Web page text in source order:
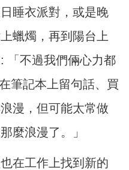
睡衣派對，或是晚
蠟燭，再到陽台上
「不過我們倆心力都
筆記本上留句話、買
漫，但可能太常做
麼浪漫了。」
在工作上找到新的